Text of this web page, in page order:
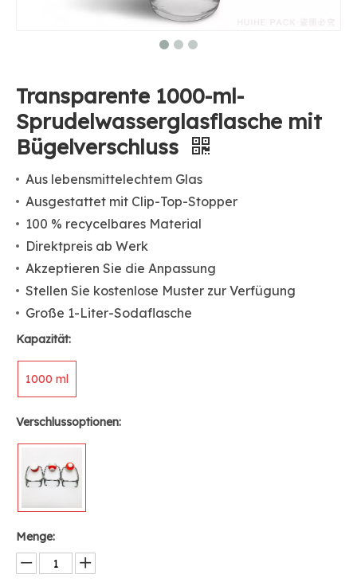
Transparente 1000-ml-
Sprudelwasserglasflasche mit
Bügelverschluss
Aus lebensmittelechtem Glas
Ausgestattet mit Clip-Top-Stopper
100 % recycelbares Material
Direktpreis ab Werk
Akzeptieren Sie die Anpassung
Stellen Sie kostenlose Muster zur Verfügung
Große 1-Liter-Sodaflasche
Kapazität:
1000 ml
Verschlussoptionen:
Menge: